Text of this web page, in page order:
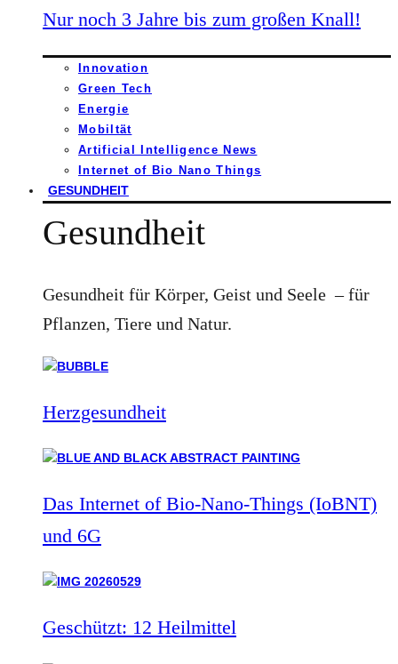
Nur noch 3 Jahre bis zum großen Knall!
Innovation
Green Tech
Energie
Mobiltät
Artificial Intelligence News
Internet of Bio Nano Things
GESUNDHEIT
Gesundheit
Gesundheit für Körper, Geist und Seele – für
Pflanzen, Tiere und Natur.
Herzgesundheit
Das Internet of Bio-Nano-Things (IoBNT)
und 6G
Geschützt: 12 Heilmittel